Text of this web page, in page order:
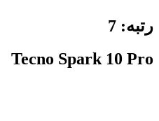
رتبه: 7
Tecno Spark 10 Pro